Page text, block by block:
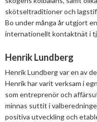
skötseltraditioner och
Bo under många år utgjort
internationellt kontaktnät i
Henrik Lundberg
Henrik Lundberg var en av
Henrik har varit verksam i
som entreprenör och
minnas suttit i
positiva utveckling och